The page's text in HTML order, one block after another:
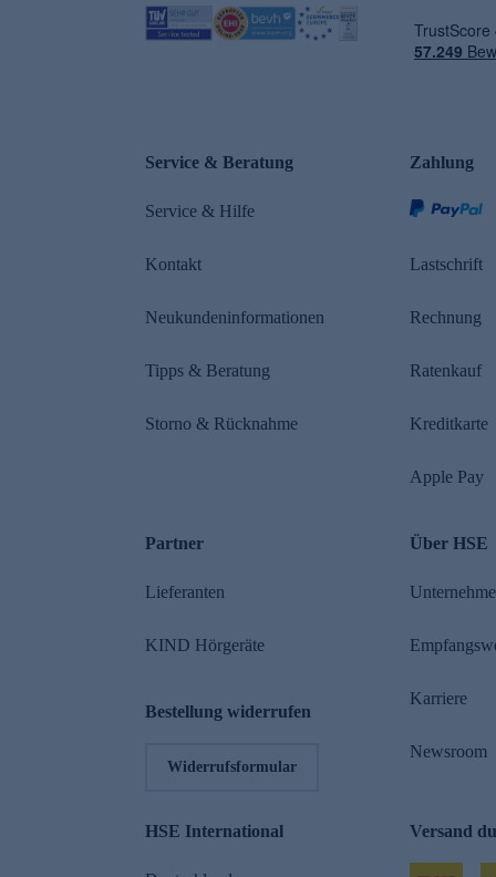
Service & Beratung
Service & Hilfe
Kontakt
Neukundeninformationen
Tipps & Beratung
Storno & Rücknahme
Zahlung
Lastschrift
Rechnung
Ratenkauf
Kreditkarte
Apple Pay
Partner
Lieferanten
KIND Hörgeräte
Bestellung widerrufen
Widerrufsformular
Über HSE
Karriere
Newsroom
HSE International Versand